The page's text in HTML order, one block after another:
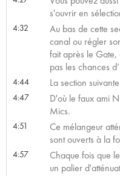
s'ouvrir en
4:32
Au bas de cette
canal ou régler
fait après le
pas les chances
4:44 La section
4:47
D'où le faux ami
Mics.
4:51
Ce mélangeur
sont ouverts à la
4:57
Chaque fois que
un palier